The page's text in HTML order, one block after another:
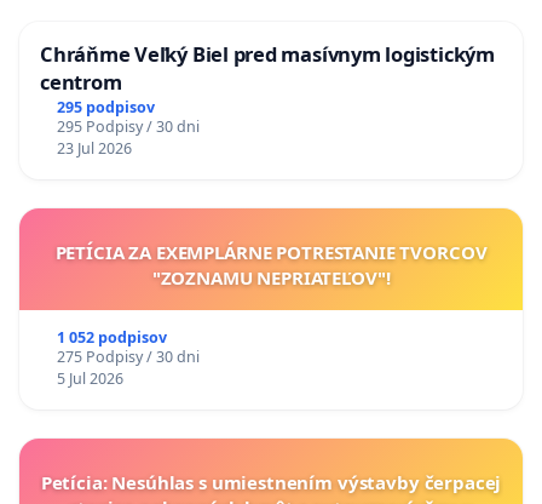
Chráňme Veľký Biel pred masívnym logistickým
centrom
295 podpisov
295 Podpisy / 30 dni
23 Jul 2026
PETÍCIA ZA EXEMPLÁRNE POTRESTANIE TVORCOV
"ZOZNAMU NEPRIATEĽOV"!
1 052 podpisov
275 Podpisy / 30 dni
5 Jul 2026
Petícia: Nesúhlas s umiestnením výstavby čerpacej